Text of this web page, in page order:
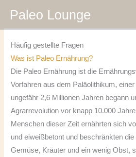
Inhalt
springen
Paleo Lounge
Häufig gestellte Fragen
Was ist Paleo Ernährung?
Die Paleo Ernährung ist die
Vorfahren aus dem Paläolithikum,
ungefähr 2,6 Millionen Jahren begann
Agrarrevolution vor knapp 10.000
Menschen dieser Zeit ernährten sich
und eiweißbetont und beschränkten
Gemüse, Kräuter und ein wenig Obst,